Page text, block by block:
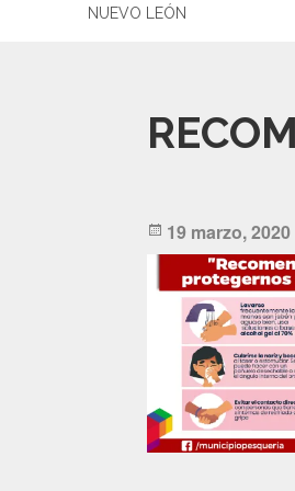
NUEVO LEÓN
Posted
on
19 marzo, 2020